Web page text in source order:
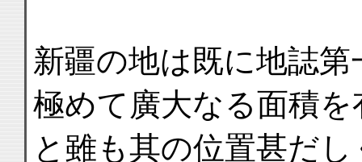
新疆の地は既に地誌
極めて廣大なる面積を
と雖も其の位置甚だ